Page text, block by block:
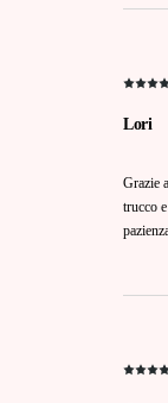
Lori
Grazie
trucco